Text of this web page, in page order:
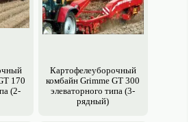
170
(2-
Картофеле­уборочный
комбайн Grimme GT 300
элеваторного типа (3-
рядный)